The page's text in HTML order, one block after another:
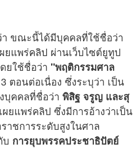
า ขณะนี้ได้มีบุคคลที่ใช้ชื่อว่า
ยแพร่คลิป ผ่านเว็บไซต์ยูทูป
ยใช้ชื่อว่า "พฤติกรรมศาล
3 ตอนต่อเนื่อง ซึ่งระบุว่า เป็น
บุคคลที่ชื่อว่า พิสิฐ จรูญ และสุ
ผยแพร่คลิป ซึ่งมีการอ้างว่าเป็น
าชการระดับสูงในศาล
บ การยุบพรรคประชาธิปัตย์